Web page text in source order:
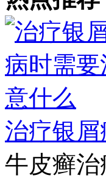
治疗银
牛皮癣治